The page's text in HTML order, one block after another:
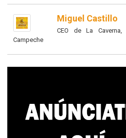
Miguel Castillo
CEO de La
Campeche